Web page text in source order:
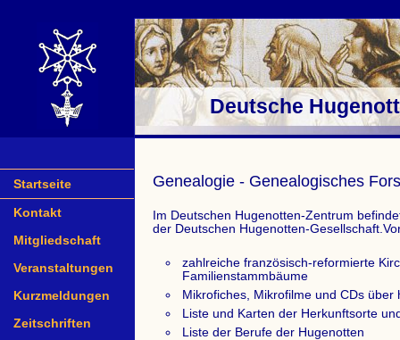
Deutsche
Startseite
Kontakt
Mitgliedschaft
Veranstaltungen
Kurzmeldungen
Zeitschriften
Genealogie - Genealogisches
Im Deutschen Hugenotten-Zentrum
der Deutschen Hugenotten-
zahlreiche französisch-reformierte
Familienstammbäume
Mikrofiches, Mikrofilme und CDs
Liste und Karten der Herkunftsorte
Liste der Berufe der Hugenotten